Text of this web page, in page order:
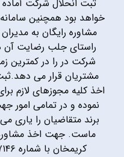
ثبت انحلال شرکت آماده
خواهد بود همچنین
مشاوره رایگان به
راستای جلب رضایت آن
شرکت در را در کمترین
مشتریان قرار می
اخذ کلیه مجوزهای لازم
نموده و در تمامی
برند متقاضیان را
ماست. جهت اخذ
کریمخان با شماره ۰۲۱۸۷۱۴۶ تماس حاصل فرمایید.